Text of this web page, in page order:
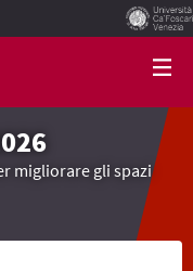
migliorare gli spazi